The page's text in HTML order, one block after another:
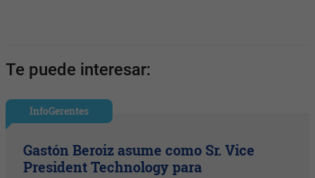
Te puede interesar:
InfoGerentes
Gastón Beroiz asume como Sr. Vice
President Technology para